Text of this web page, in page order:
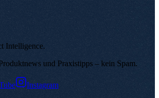
Intelligence.
und Praxistipps – kein Spam.
Instagram